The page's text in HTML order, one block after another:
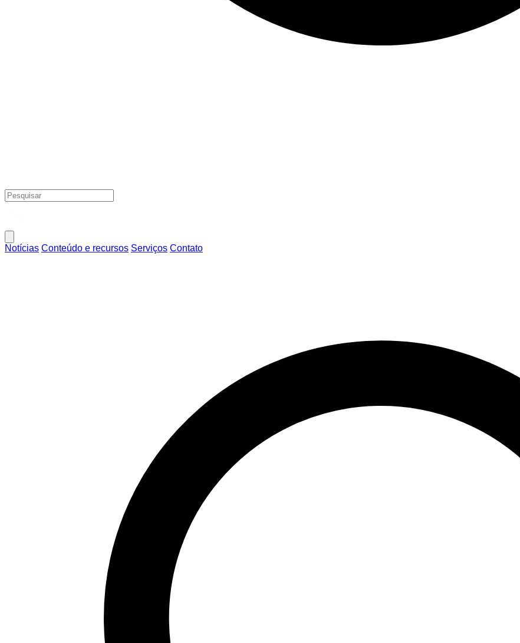
Notícias Conteúdo e recursos Serviços Contato